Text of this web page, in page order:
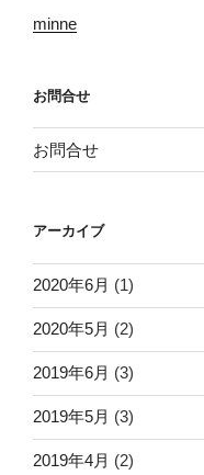
minne
お問合せ
お問合せ
アーカイブ
2020年6月 (1)
2020年5月 (2)
2019年6月 (3)
2019年5月 (3)
2019年4月 (2)